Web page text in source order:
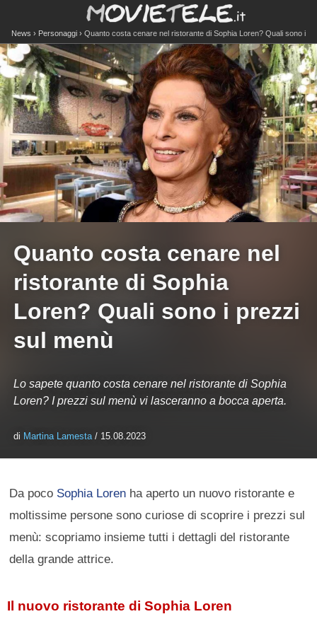
News Personaggi
Quanto costa cenare nel ristorante di Sophia Loren? Quali sono i
prezzi sul menù
Quanto costa cenare nel
ristorante di Sophia
Loren? Quali sono i prezzi
sul menù
Lo sapete quanto costa cenare nel ristorante di Sophia
Loren? I prezzi sul menù vi lasceranno a bocca aperta.
di Martina Lamesta/ 15.08.2023
Da poco Sophia Loren ha aperto un nuovo ristorante e
moltissime persone sono curiose di scoprire i prezzi sul
menù: scopriamo insieme tutti i dettagli del ristorante
della grande attrice.
Il nuovo ristorante di Sophia Loren